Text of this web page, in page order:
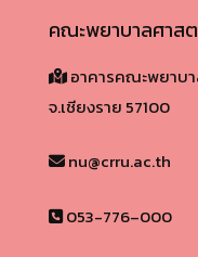
คณะพยาบาลศาสต
อาคารคณะพยาบ
จ.เชียงราย 57100​
nu@crru.ac.th
053-776–000